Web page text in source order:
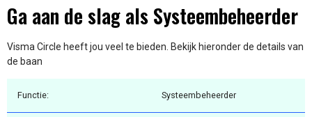
Ga aan de slag als Systeembeheerder
Visma Circle heeft jou veel te bieden. Bekijk hieronder de details van
de baan
Functie: Systeembeheerder